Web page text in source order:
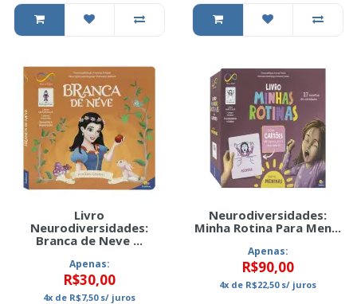
Livro
Neurodiversidades:
Branca de Neve ...
Apenas:
R$30,00
4x de R$7,50s/ juros
Neurodiversidades:
Minha Rotina Para Men...
Apenas:
R$90,00
4x de R$22,50s/ juros